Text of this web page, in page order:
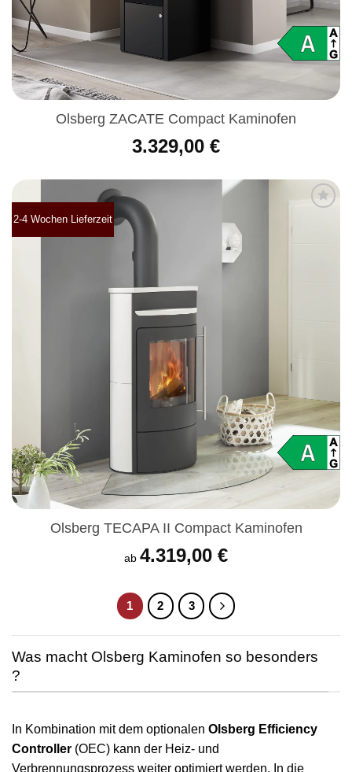
Olsberg ZACATE Compact Kaminofen
3.329,00 €
2-4 Wochen Lieferzeit
Olsberg TECAPA II Compact Kaminofen
ab 4.319,00 €
1 2 3
Was macht Olsberg Kaminofen so besonders
?
In Kombination mit dem optionalen Olsberg Efficiency
Controller (OEC) kann der Heiz- und
Verbrennungsprozess weiter optimiert werden. In die